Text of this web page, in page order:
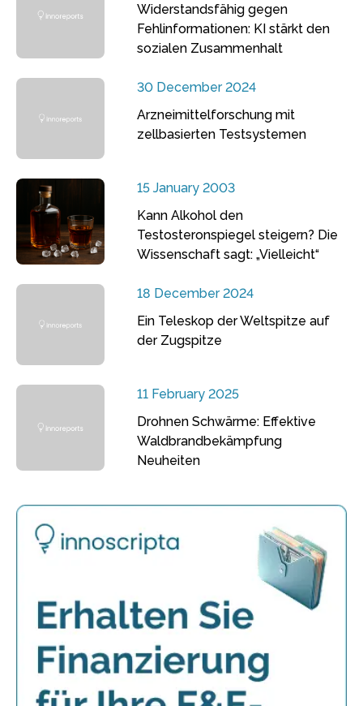
Widerstandsfähig gegen
Fehlinformationen: KI stärkt den
sozialen Zusammenhalt
30 December 2024
Arzneimittelforschung mit
zellbasierten Testsystemen
15 January 2003
Kann Alkohol den
Testosteronspiegel steigern? Die
Wissenschaft sagt: „Vielleicht“
18 December 2024
Ein Teleskop der Weltspitze auf
der Zugspitze
11 February 2025
Drohnen Schwärme: Effektive
Waldbrandbekämpfung
Neuheiten